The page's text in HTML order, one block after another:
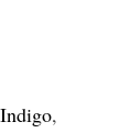
,